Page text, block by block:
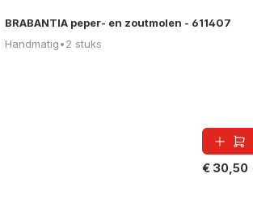
BRABANTIA peper- en zoutmolen - 611407
Handmatig•2 stuks
€ 30,50